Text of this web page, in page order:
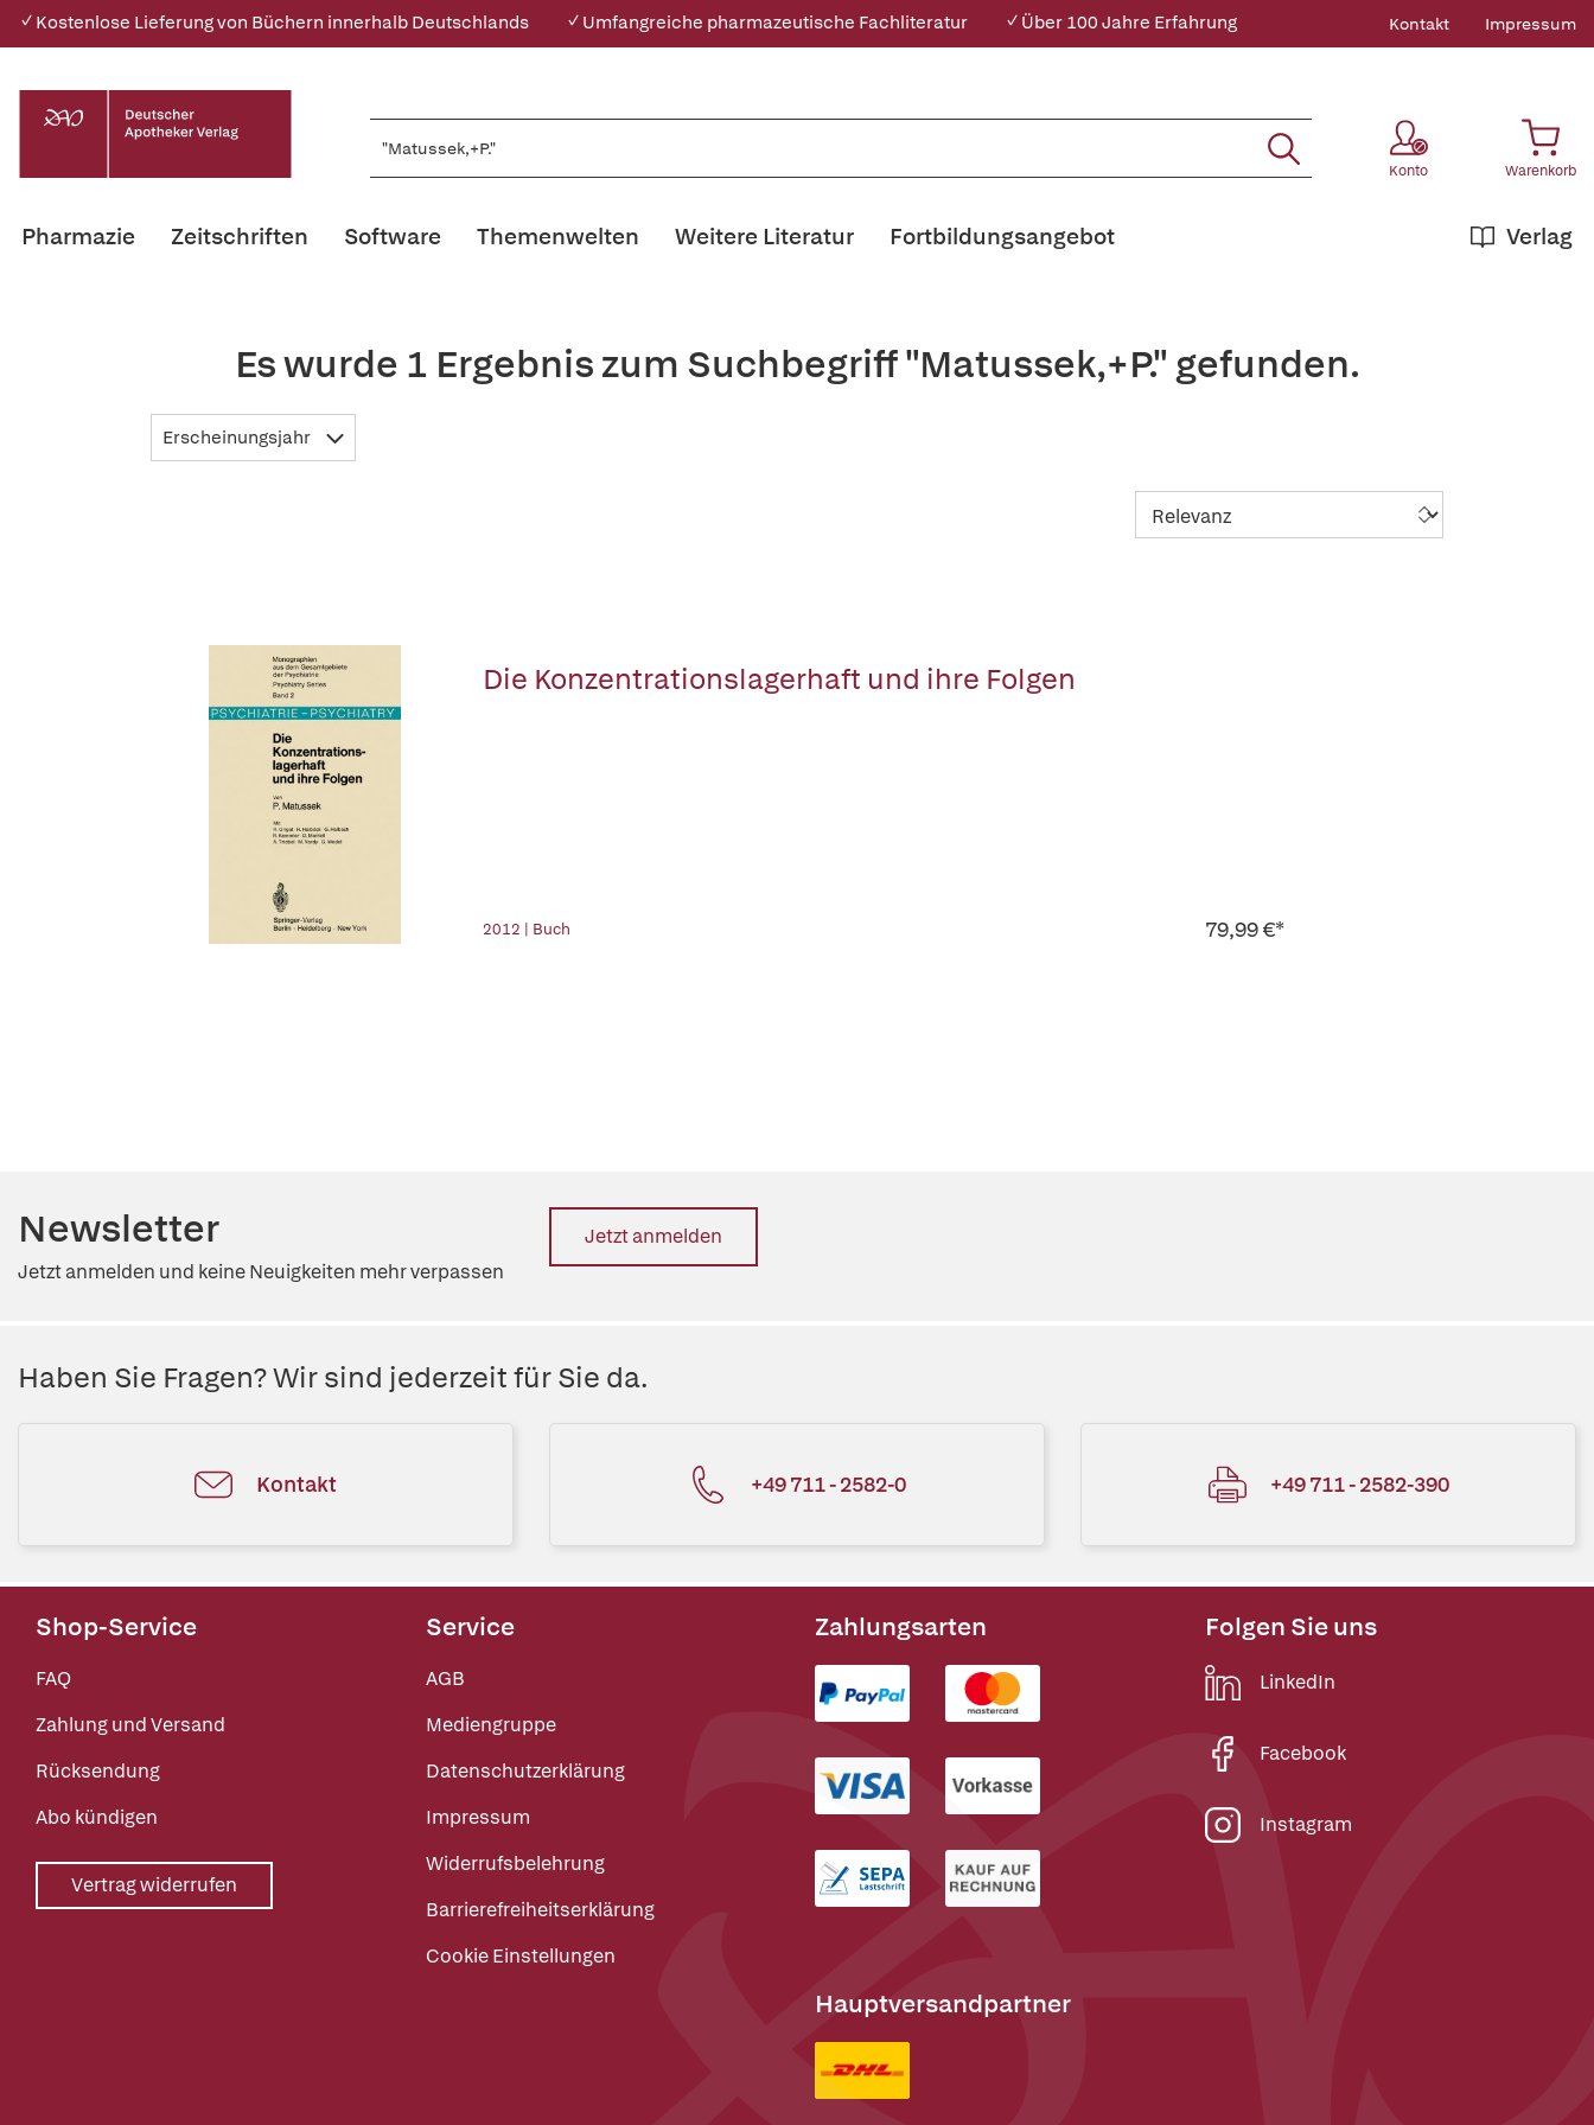
✓ Kostenlose Lieferung von Büchern innerhalb Deutschlands ✓ Umfangreiche pharmazeutische Fachliteratur ✓ Über 100 Jahre Erfahrung Kontakt Impressum
Konto Warenkorb
Pharmazie Zeitschriften Software Themenwelten Weitere Literatur Verlag
Fortbildungsangebot
Es wurde 1 Ergebnis zum Suchbegriff "Matussek,+P." gefunden.
Erscheinungsjahr
Die Konzentrationslagerhaft und ihre Folgen
2012 | Buch 79,99 €*
Newsletter
Jetzt anmelden und keine Neuigkeiten mehr verpassen
Jetzt anmelden
Haben Sie Fragen? Wir sind jederzeit für Sie da.
Kontakt +49 711 - 2582-0 +49 711 - 2582-390
Shop-Service
FAQ
Zahlung und Versand
Rücksendung
Abo kündigen
Vertrag widerrufen
Service
AGB
Mediengruppe
Datenschutzerklärung
Impressum
Widerrufsbelehrung
Barrierefreiheitserklärung
Cookie Einstellungen
Zahlungsarten
Hauptversandpartner
Folgen Sie uns
LinkedIn
Facebook
Instagram